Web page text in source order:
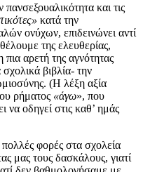
και τις
κατά την
ονύχων, επιδεινώνει αντί
της ελευθερίας,
πια αρετή της αγνότητας
βιβλία- την
(Η λέξη αξία
ρήματος «άγω», που
οδηγεί στις καθ’ ημάς
φορές στα σχολεία
μας τους δασκάλους, γιατί